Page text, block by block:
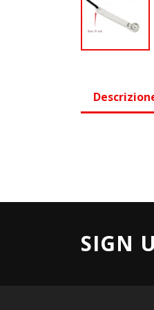
SIGN